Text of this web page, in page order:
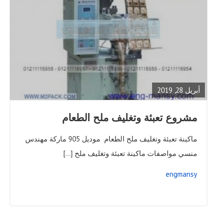
أبريل 28, 2019
READ
FULL
POST
مشروع تعبئة وتغليف ملح الطعام
ماكينة تعبئة وتغليف ملح الطعام موديل 905 ماركة مهندس
منسي مواصفات ماكينة تعبئة وتغليف ملح […]
engmansy